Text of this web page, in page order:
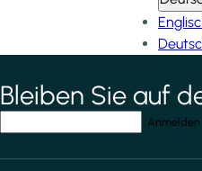
*indicates required field
Bleiben Sie auf